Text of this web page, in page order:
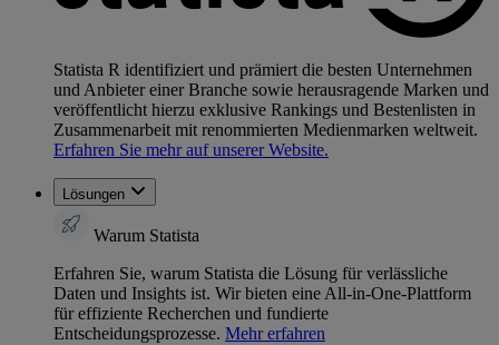
Statista R identifiziert und prämiert die besten Unternehmen
und Anbieter einer Branche sowie herausragende Marken und
veröffentlicht hierzu exklusive Rankings und Bestenlisten in
Zusammenarbeit mit renommierten Medienmarken weltweit.
Erfahren Sie mehr auf unserer Website.
Lösungen
Warum Statista
Erfahren Sie, warum Statista die Lösung für verlässliche
Daten und Insights ist. Wir bieten eine All-in-One-Plattform
für effiziente Recherchen und fundierte
Entscheidungsprozesse. Mehr erfahren